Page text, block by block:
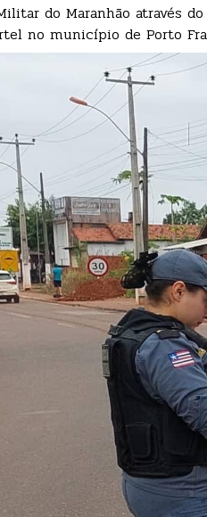
do Maranhão através
no município de Porto